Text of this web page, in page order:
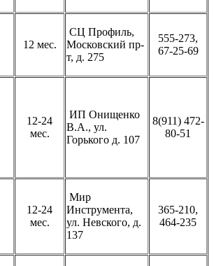
12 мес.
СЦ Профиль,
Московский пр-
т, д. 275
555-273,
67-25-69
12-24
мес.
ИП Онищенко
В.А., ул.
Горького д. 107
8(911) 472-
80-51
12-24
мес.
Мир
Инструмента,
ул. Невского, д.
137
365-210,
464-235